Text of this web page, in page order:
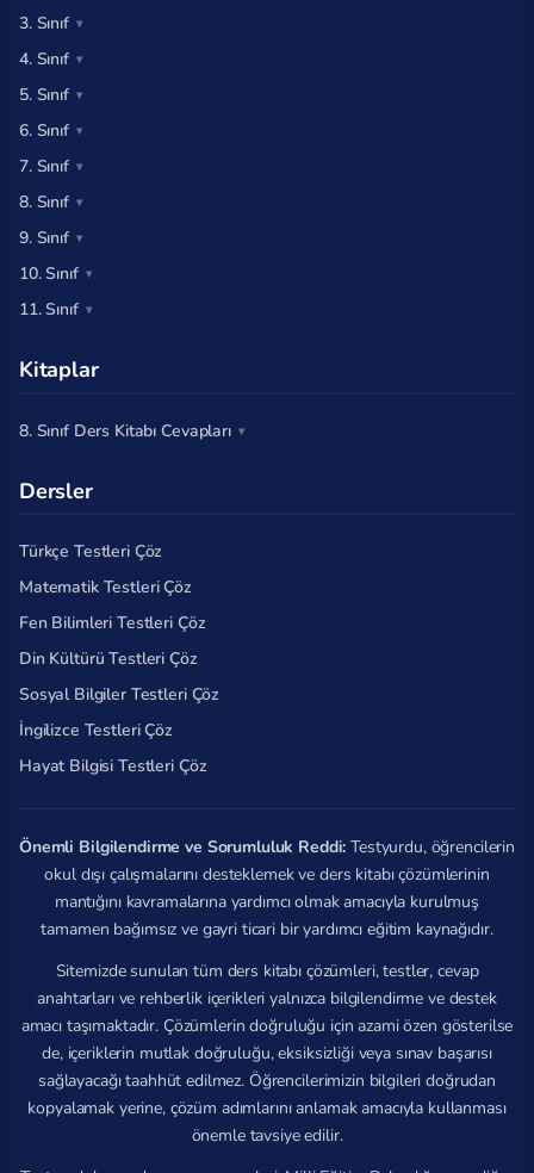
3. Sınıf
4. Sınıf
5. Sınıf
6. Sınıf
7. Sınıf
8. Sınıf
9. Sınıf
10. Sınıf
11. Sınıf
Kitaplar
8. Sınıf Ders Kitabı Cevapları
Dersler
Türkçe Testleri Çöz
Matematik Testleri Çöz
Fen Bilimleri Testleri Çöz
Din Kültürü Testleri Çöz
Sosyal Bilgiler Testleri Çöz
İngilizce Testleri Çöz
Hayat Bilgisi Testleri Çöz
Önemli Bilgilendirme ve Sorumluluk Reddi: Testyurdu, öğrencilerin
okul dışı çalışmalarını desteklemek ve ders kitabı çözümlerinin
mantığını kavramalarına yardımcı olmak amacıyla kurulmuş
tamamen bağımsız ve gayri ticari bir yardımcı eğitim kaynağıdır.
Sitemizde sunulan tüm ders kitabı çözümleri, testler, cevap
anahtarları ve rehberlik içerikleri yalnızca bilgilendirme ve destek
amacı taşımaktadır. Çözümlerin doğruluğu için azami özen gösterilse
de, içeriklerin mutlak doğruluğu, eksiksizliği veya sınav başarısı
sağlayacağı taahhüt edilmez. Öğrencilerimizin bilgileri doğrudan
kopyalamak yerine, çözüm adımlarını anlamak amacıyla kullanması
önemle tavsiye edilir.